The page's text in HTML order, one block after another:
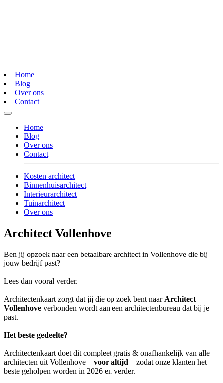
Home
Blog
Over ons
Contact
Home
Blog
Over ons
Contact
Kosten architect
Binnenhuisarchitect
Interieurarchitect
Tuinarchitect
Over ons
Architect Vollenhove
Ben jij opzoek naar een betaalbare architect in Vollenhove die bij
jouw bedrijf past?
Lees dan vooral verder.
Architectenkaart zorgt dat jij die op zoek bent naar Architect
Vollenhove verbonden wordt aan een architectenbureau dat bij je
past.
Het beste gedeelte?
Architectenkaart doet dit compleet gratis & onafhankelijk van alle
architecten uit Vollenhove – voor altijd – zodat onze klanten het
beste geholpen worden in 2026 en verder.